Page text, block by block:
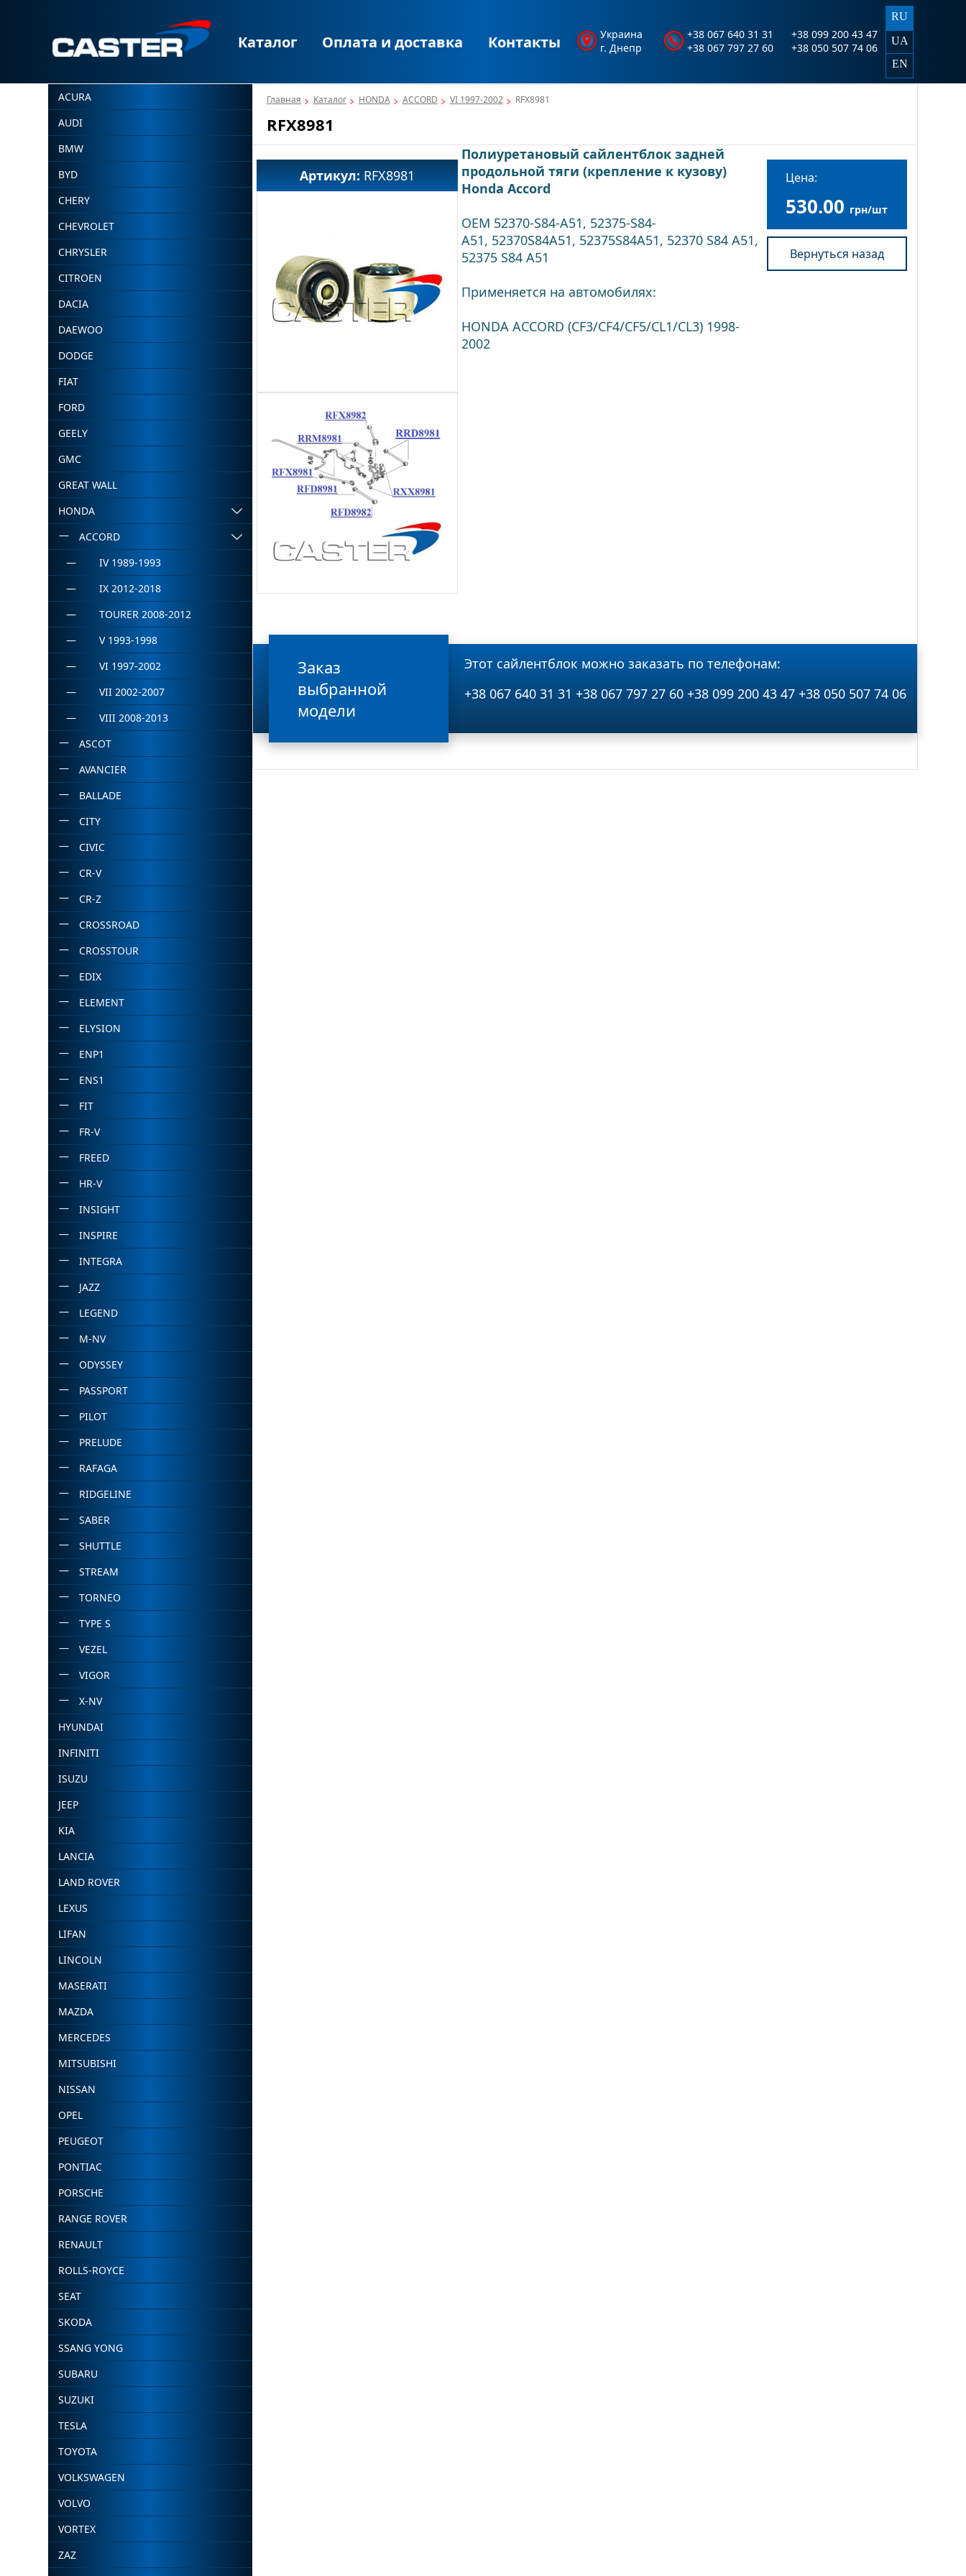
Каталог Оплата и доставка Контакты
Украина
г. Днепр
+38 067 640 31 31
+38 067 797 27 60
+38 099 200 43 47
+38 050 507 74 06
RU
UA
EN
ACURA
AUDI
BMW
BYD
CHERY
CHEVROLET
CHRYSLER
CITROEN
DACIA
DAEWOO
DODGE
FIAT
FORD
GEELY
GMC
GREAT WALL
HONDA
ACCORD
IV 1989-1993
IX 2012-2018
TOURER 2008-2012
V 1993-1998
VI 1997-2002
VII 2002-2007
VIII 2008-2013
ASCOT
AVANCIER
BALLADE
CITY
CIVIC
CR-V
CR-Z
CROSSROAD
CROSSTOUR
EDIX
ELEMENT
ELYSION
ENP1
ENS1
FIT
FR-V
FREED
HR-V
INSIGHT
INSPIRE
INTEGRA
JAZZ
LEGEND
M-NV
ODYSSEY
PASSPORT
PILOT
PRELUDE
RAFAGA
RIDGELINE
SABER
SHUTTLE
STREAM
TORNEO
TYPE S
VEZEL
VIGOR
X-NV
HYUNDAI
INFINITI
ISUZU
JEEP
KIA
LANCIA
LAND ROVER
LEXUS
LIFAN
LINCOLN
MASERATI
MAZDA
MERCEDES
MITSUBISHI
NISSAN
OPEL
PEUGEOT
PONTIAC
PORSCHE
RANGE ROVER
RENAULT
ROLLS-ROYCE
SEAT
SKODA
SSANG YONG
SUBARU
SUZUKI
TESLA
TOYOTA
VOLKSWAGEN
VOLVO
VORTEX
ZAZ
Главная Каталог HONDA ACCORD VI 1997-2002 RFX8981
RFX8981
Артикул:RFX8981
Полиуретановый сайлентблок задней
продольной тяги (крепление к кузову)
Honda Accord
OEM 52370-S84-A51, 52375-S84-
A51, 52370S84A51, 52375S84A51, 52370 S84 A51,
52375 S84 A51
Применяется на автомобилях:
HONDA ACCORD (CF3/CF4/CF5/CL1/CL3) 1998-
2002
Цена:
530.00 грн/шт
Вернуться назад
Заказ
выбранной
модели
Этот сайлентблок можно заказать по телефонам:
+38 067 640 31 31 +38 067 797 27 60 +38 099 200 43 47 +38 050 507 74 06